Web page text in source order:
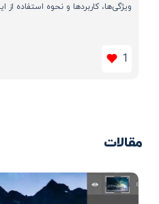
ویژگی‌ها، کاربردها و نحوه استفاده از
1
مقالات